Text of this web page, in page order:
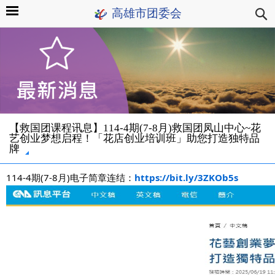
高雄市团委会
【救国团课程讯息】114-4期(7-8月)救国团凤山中心~花
艺创业梦想启程！「花店创业培训班」助您打造独特品
牌
114-4期(7-8月)电子简章连结： https://bit.ly/3ZKOb5s